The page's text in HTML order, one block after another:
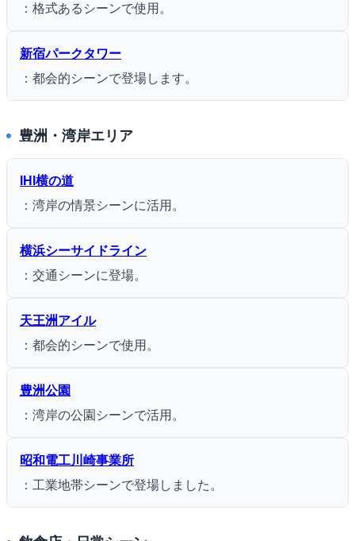
：格式あるシーンで使用。
新宿パークタワー
：都会的シーンで登場します。
豊洲・湾岸エリア
IHI横の道
：湾岸の情景シーンに活用。
横浜シーサイドライン
：交通シーンに登場。
天王洲アイル
：都会的シーンで使用。
豊洲公園
：湾岸の公園シーンで活用。
昭和電工川崎事業所
：工業地帯シーンで登場しました。